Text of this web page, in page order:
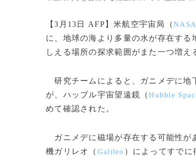
【3月13日 AFP】米航空宇宙局（NASA
に、地球の海より多量の水が存在す
しえる場所の探求範囲がまた一つ増え
研究チームによると、ガニメデに地
が、ハッブル宇宙望遠鏡（Hubble
めて確認された。
ガニメデに磁場が存在する可能性が
機ガリレオ（ Galileo ）によってすでに